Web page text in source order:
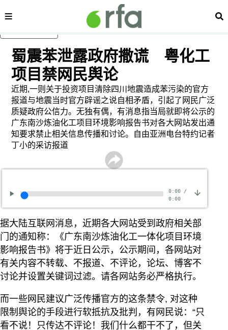
内容分类 搜
蜀震苯泄露政府撒谎 粤化工
项目禁网民舆论
近期,一则关于投资项目清除四川地震造成苯污染的官方
报道与地震当时官方辟谣之说自相矛盾，引起了网民广泛
质疑政府公信力。无独有偶，有消息指当局就即将公示的
广东南沙炼油化工项目环境影响报告书对各大网站发出通
知要求禁止相关信息传播和讨论。自由亚洲电台特约记者
丁小的采访报道
0:00/
0:00
据大陆互联网消息，近期各大网站受到政府相关部
门的通知称：《广东南沙炼油化工一体化项目环境
影响报告书》将于近日公示，公示期间，各网站对
有关内容不转载、不报道、不评论，论坛、博客不
讨论并设置关键词过滤。请各网站务必严格执行。
而一些网民建议广泛传播官方的这条禁令, 对这种
限制舆论的手段进行软抵抗及批判，有网民说：“只
看不说！只传达不评论！我们什么都干不了，但关